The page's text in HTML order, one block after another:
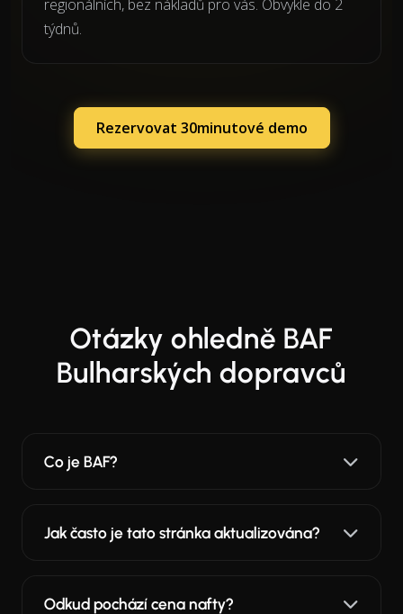
regionálních, bez nákladů pro vás. Obvykle do 2
týdnů.
Rezervovat 30minutové demo
Otázky ohledně BAF
Bulharských dopravců
Co je BAF?
Jak často je tato stránka aktualizována?
Odkud pochází cena nafty?